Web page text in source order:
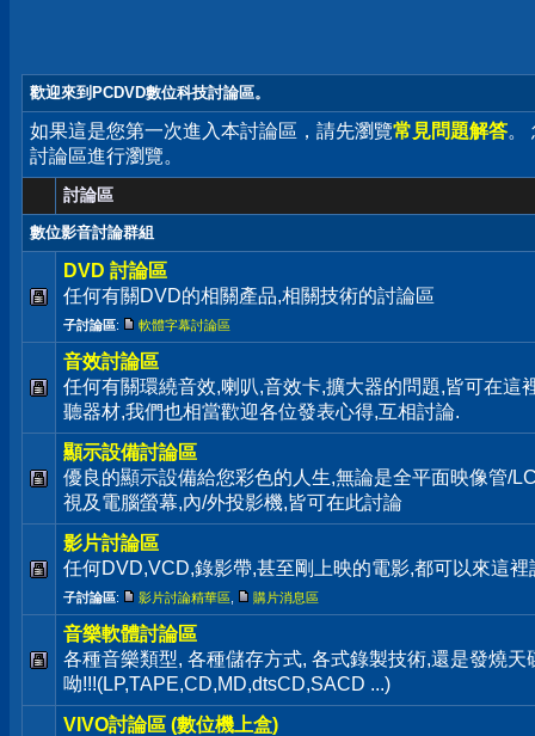
歡迎來到PCDVD數位科技討論區。
如果這是您第一次進入本討論區，請先瀏覽常見問題解答。
討論區進行瀏覽。
討論區
數位影音討論群組
DVD 討論區
任何有關DVD的相關產品,相關技術的討論區
子討論區: 軟體字幕討論區
音效討論區
任何有關環繞音效,喇叭,音效卡,擴大器的問題,皆可在這
聽器材,我們也相當歡迎各位發表心得,互相討論.
顯示設備討論區
優良的顯示設備給您彩色的人生,無論是全平面映像管/
視及電腦螢幕,內/外投影機,皆可在此討論
影片討論區
任何DVD,VCD,錄影帶,甚至剛上映的電影,都可以來這裡
子討論區: 影片討論精華區 購片消息區
音樂軟體討論區
各種音樂類型, 各種儲存方式, 各式錄製技術,還是發燒
呦!!!(LP,TAPE,CD,MD,dtsCD,SACD ...)
VIVO討論區 (數位機上盒)